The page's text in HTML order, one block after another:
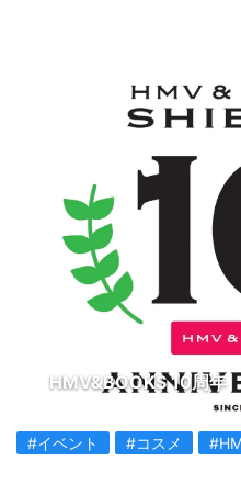
HMV&BOOKS 10周年
#イベント #コスメ